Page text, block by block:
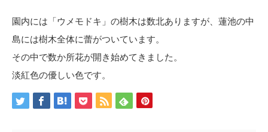
園内には「ウメモドキ」の樹木は数北ありますが、蓮池の中
島には樹木全体に蕾がついています。
その中で数か所花が開き始めてきました。
淡紅色の優しい色です。